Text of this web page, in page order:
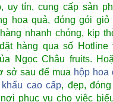
uy tín, cung cấp sản
hoa quả, đóng gói
nhanh chóng, kịp
hàng qua số Hotline
Ngọc Châu fruits.
sở sau để mua hộp hoa
cao cấp, đẹp,
phục vụ cho việc